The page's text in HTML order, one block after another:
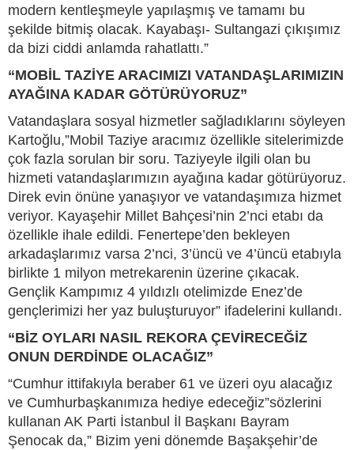
modern kentleşmeyle yapılaşmış ve tamamı bu
şekilde bitmiş olacak. Kayabaşı- Sultangazi çıkışımız
da bizi ciddi anlamda rahatlattı.”
“MOBİL TAZİYE ARACIMIZI VATANDAŞLARIMIZIN
AYAĞINA KADAR GÖTÜRÜYORUZ”
Vatandaşlara sosyal hizmetler sağladıklarını söyleyen
Kartoğlu,”Mobil Taziye aracımız özellikle sitelerimizde
çok fazla sorulan bir soru. Taziyeyle ilgili olan bu
hizmeti vatandaşlarımızın ayağına kadar götürüyoruz.
Direk evin önüne yanaşıyor ve vatandaşımıza hizmet
veriyor. Kayaşehir Millet Bahçesi’nin 2’nci etabı da
özellikle ihale edildi. Fenertepe’den bekleyen
arkadaşlarımız varsa 2’nci, 3’üncü ve 4’üncü etabıyla
birlikte 1 milyon metrekarenin üzerine çıkacak.
Gençlik Kampımız 4 yıldızlı otelimizde Enez’de
gençlerimizi her yaz buluşturuyor” ifadelerini kullandı.
“BİZ OYLARI NASIL REKORA ÇEVİRECEĞİZ
ONUN DERDİNDE OLACAĞIZ”
“Cumhur ittifakıyla beraber 61 ve üzeri oyu alacağız
ve Cumhurbaşkanımıza hediye edeceğiz”sözlerini
kullanan AK Parti İstanbul İl Başkanı Bayram
Şenocak da,” Bizim yeni dönemde Başakşehir’de